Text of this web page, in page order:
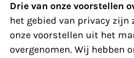
Drie van onze voorstellen
het gebied van privacy zijn
onze voorstellen uit het
overgenomen. Wij hebben